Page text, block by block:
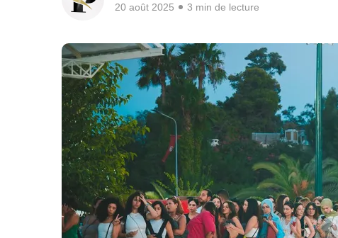
20 août 2025 3 min de lecture